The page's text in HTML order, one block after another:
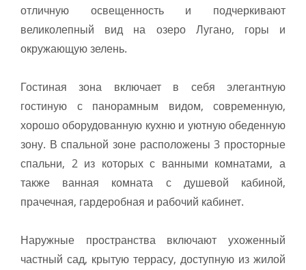
отличную освещенность и подчеркивают
великолепный вид на озеро Лугано, горы и
окружающую зелень.
Гостиная зона включает в себя элегантную
гостиную с панорамным видом, современную,
хорошо оборудованную кухню и уютную обеденную
зону. В спальной зоне расположены 3 просторные
спальни, 2 из которых с ванными комнатами, а
также ванная комната с душевой кабиной,
прачечная, гардеробная и рабочий кабинет.
Наружные пространства включают ухоженный
частный сад, крытую террасу, доступную из жилой